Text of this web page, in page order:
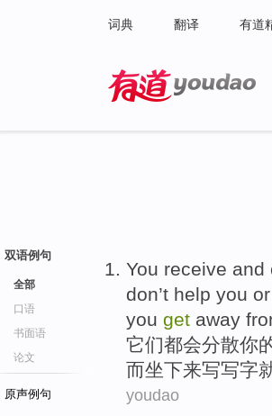
词典 翻译 有道
双语例句
全部
口语
书面语
论文
原声例句
You receive
don’t help you or
you get away
它们都会分散你
而坐下来写写字
youdao